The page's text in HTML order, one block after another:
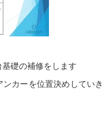
礎の補修をします
カーを位置決めしていき